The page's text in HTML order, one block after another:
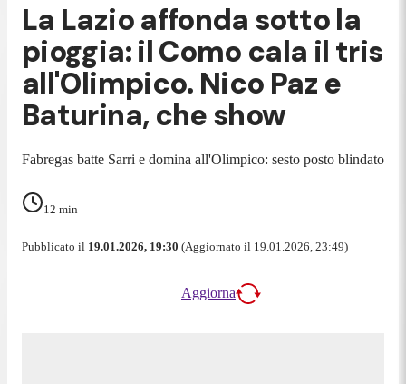
La Lazio affonda sotto la
pioggia: il Como cala il tris
all'Olimpico. Nico Paz e
Baturina, che show
Fabregas batte Sarri e domina all'Olimpico: sesto posto blindato
12 min
Pubblicato il 19.01.2026, 19:30 (Aggiornato il 19.01.2026, 23:49)
Aggiorna